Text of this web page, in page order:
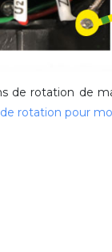
de rotation de
rotation pour